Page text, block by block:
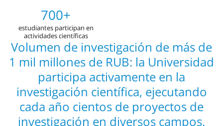
700+
estudiantes participan en
actividades científicas
Volumen de investigación de más de
1 mil millones de RUB: la Universidad
participa activamente en la
investigación científica, ejecutando
cada año cientos de proyectos de
investigación en diversos campos.